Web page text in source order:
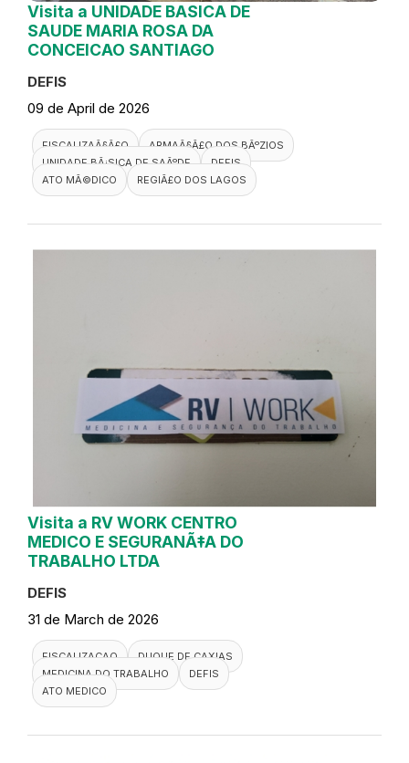
Visita a UNIDADE BASICA DE
SAUDE MARIA ROSA DA
CONCEICAO SANTIAGO
DEFIS
09 de April de 2026
FISCALIZAÃ§Ã£O
ARMAÃ§Ã£O DOS BÃºZIOS
UNIDADE BÃ¡SICA DE SAÃºDE
DEFIS
ATO MÃ©DICO
REGIÃ£O DOS LAGOS
Visita a RV WORK CENTRO
MEDICO E SEGURANÃ‡A DO
TRABALHO LTDA
DEFIS
31 de March de 2026
FISCALIZACAO
DUQUE DE CAXIAS
MEDICINA DO TRABALHO
DEFIS
ATO MEDICO